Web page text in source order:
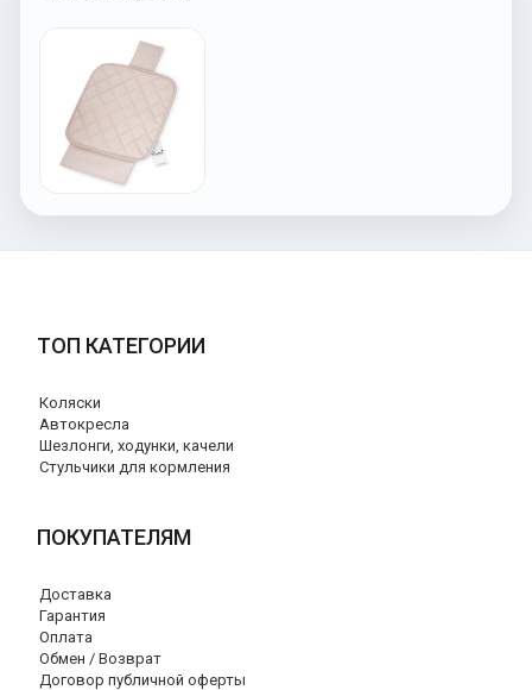
ТОП КАТЕГОРИИ
Коляски
Автокресла
Шезлонги, ходунки, качели
Стульчики для кормления
ПОКУПАТЕЛЯМ
Доставка
Гарантия
Оплата
Обмен / Возврат
Договор публичной оферты